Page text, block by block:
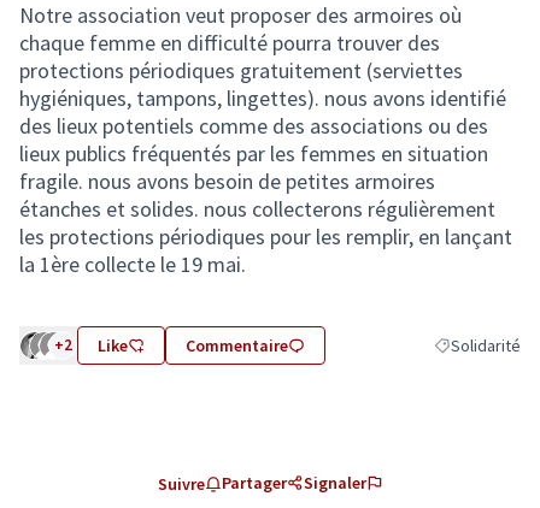
Notre association veut proposer des armoires où
chaque femme en difficulté pourra trouver des
protections périodiques gratuitement (serviettes
hygiéniques, tampons, lingettes). nous avons identifié
des lieux potentiels comme des associations ou des
lieux publics fréquentés par les femmes en situation
fragile. nous avons besoin de petites armoires
étanches et solides. nous collecterons régulièrement
les protections périodiques pour les remplir, en lançant
la 1ère collecte le 19 mai.
+2 Like Commentaire Filtrer les
Solidarité
Suivre Partager Signaler